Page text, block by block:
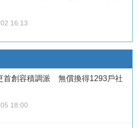
16:13
首創容積調派 無償換得1293戶社
18:00